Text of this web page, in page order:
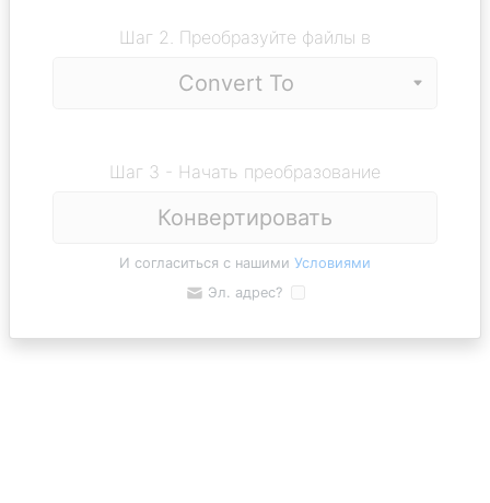
Шаг 2. Преобразуйте файлы в
Шаг 3 - Начать преобразование
Конвертировать
И согласиться с нашими Условиями
Эл. адрес?